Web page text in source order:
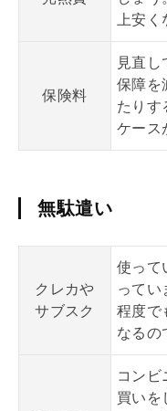
上安
保険料
見直し
保障を
たりす
ケース
無駄遣い
クレカや
サブスク
使って
ってい
程度で
なるの
コンビ
買いを